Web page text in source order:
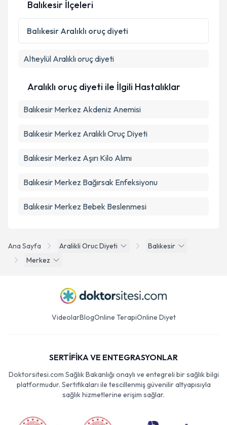
Ana Sayfa Aralikli Oruc Diyeti
Balıkesir
Merkez
Balıkesir İlçeleri
Balıkesir Aralıklı oruç diyeti
Altıeylül Aralıklı oruç diyeti
Aralıklı oruç diyeti ile İlgili Hastalıklar
Balıkesir Merkez Akdeniz Anemisi
Balıkesir Merkez Aralıklı Oruç Diyeti
Balıkesir Merkez Aşırı Kilo Alımı
Balıkesir Merkez Bağırsak Enfeksiyonu
Balıkesir Merkez Bebek Beslenmesi
Videolar Blog Online Terapi Online Diyet
SERTİFİKA VE ENTEGRASYONLAR
Doktorsitesi.com Sağlık Bakanlığı onaylı ve entegreli bir sağlık bilgi
platformudur. Sertifikaları ile tescillenmiş güvenilir altyapısıyla
sağlık hizmetlerine erişim sağlar.